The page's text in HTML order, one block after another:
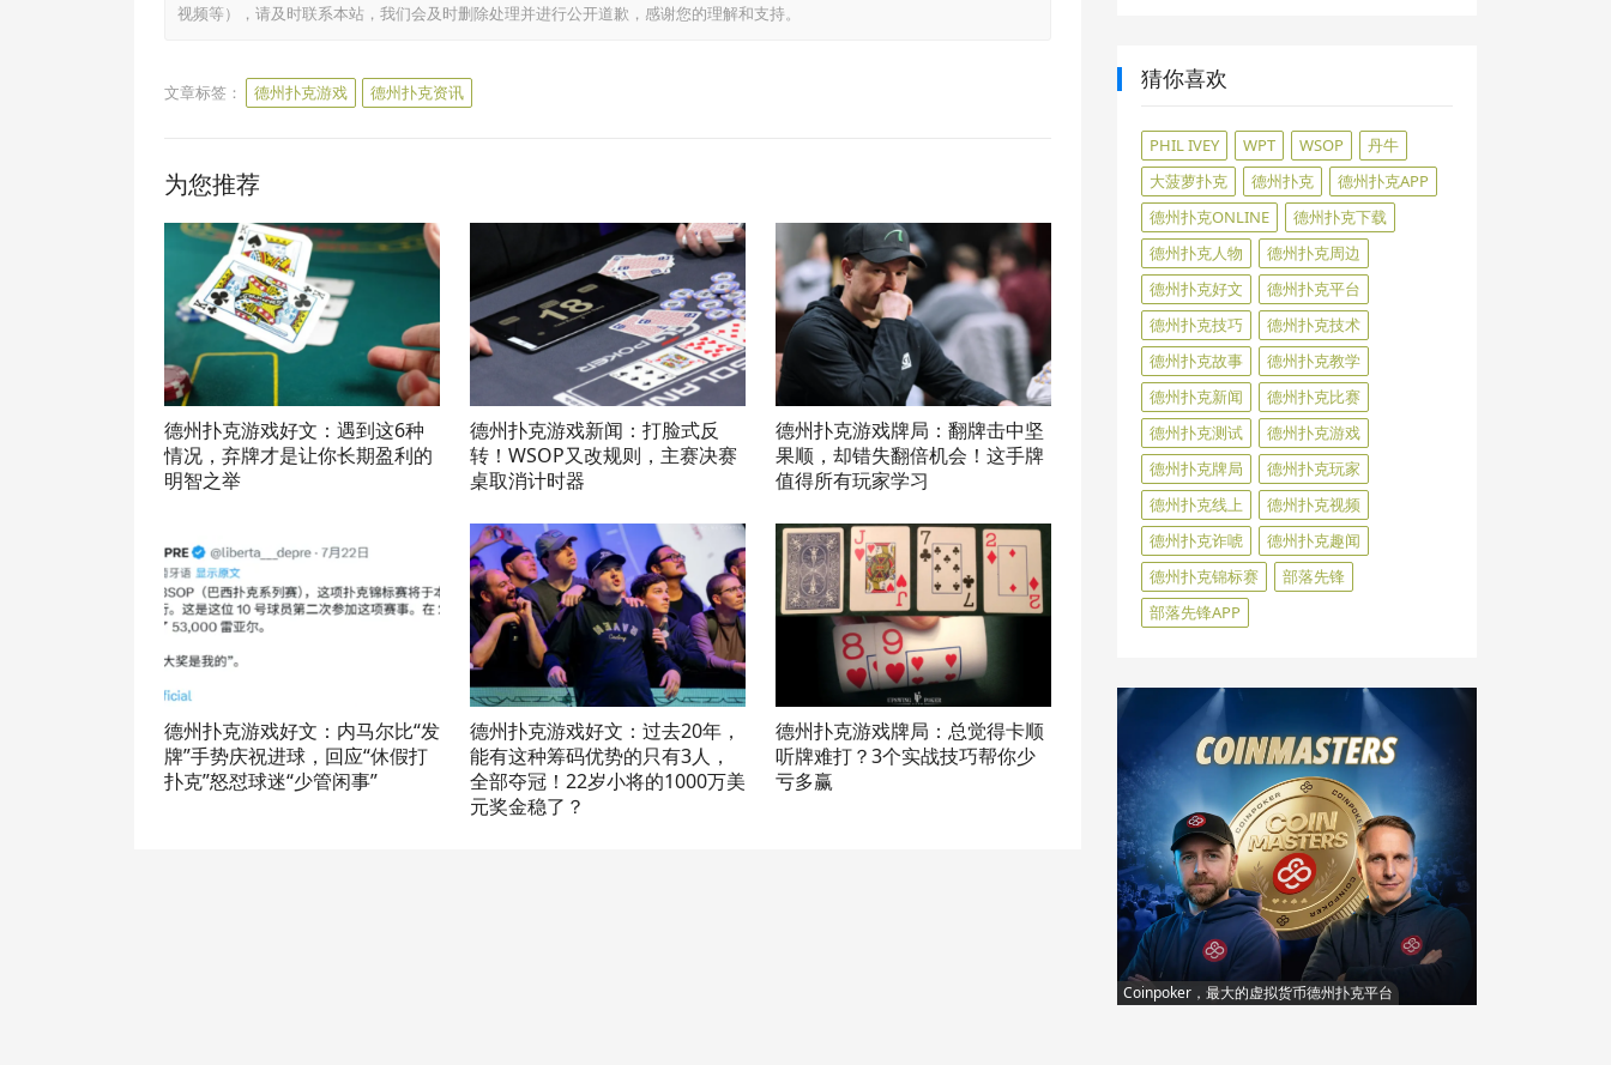
视频等），请及时联系本站，我们会及时删除处理并进行公开道歉，感谢您的理解和支持。
文章标签： 德州扑克游戏 德州扑克资讯
为您推荐
德州扑克游戏好文：遇到这6种
情况，弃牌才是让你长期盈利的
明智之举
德州扑克游戏新闻：打脸式反
转！WSOP又改规则，主赛决赛
桌取消计时器
德州扑克游戏牌局：翻牌击中坚
果顺，却错失翻倍机会！这手牌
值得所有玩家学习
德州扑克游戏好文：内马尔比“发
牌”手势庆祝进球，回应“休假打
扑克”怒怼球迷“少管闲事”
德州扑克游戏好文：过去20年，
能有这种筹码优势的只有3人，
全部夺冠！22岁小将的1000万美
元奖金稳了？
德州扑克游戏牌局：总觉得卡顺
听牌难打？3个实战技巧帮你少
亏多赢
猜你喜欢
PHIL IVEY WPT WSOP
丹牛
大菠萝扑克
德州扑克
德州扑克APP
德州扑克ONLINE
德州扑克下载
德州扑克人物
德州扑克周边
德州扑克好文
德州扑克平台
德州扑克技巧
德州扑克技术
德州扑克故事
德州扑克教学
德州扑克新闻
德州扑克比赛
德州扑克测试
德州扑克游戏
德州扑克牌局
德州扑克玩家
德州扑克线上
德州扑克视频
德州扑克诈唬
德州扑克趣闻
德州扑克锦标赛
部落先锋
部落先锋APP
Coinpoker，最大的虚拟货币德州扑克平台